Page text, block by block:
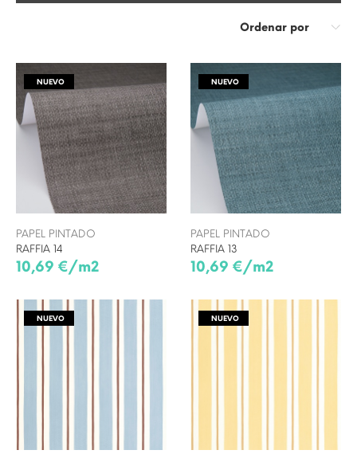
Ordenar por
NUEVO
PAPEL PINTADO
RAFFIA 14
10,69 €/m2
NUEVO
PAPEL PINTADO
RAFFIA 13
10,69 €/m2
NUEVO NUEVO